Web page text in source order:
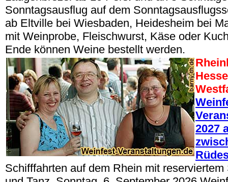
Sonntagsausflug auf dem
ab Eltville bei Wiesbaden, Heidesheim bei
mit Weinprobe, Fleischwurst, Käse oder
Ende können Weine bestellt werden.
2027
Schifffahrten auf dem Rhein mit